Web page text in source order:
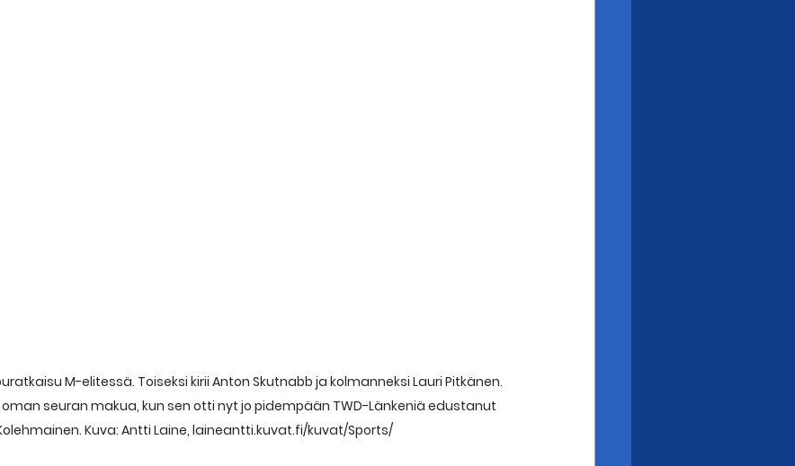
M-elitessä. Toiseksi kirii Anton Skutnabb ja kolmanneksi Lauri Pitkänen.
seuran makua, kun sen otti nyt jo pidempään TWD-Länkeniä edustanut
Kuva: Antti Laine, laineantti.kuvat.fi/kuvat/Sports/